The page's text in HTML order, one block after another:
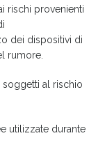
rischi provenienti
dei dispositivi di
rumore.
soggetti al rischio
utilizzate durante